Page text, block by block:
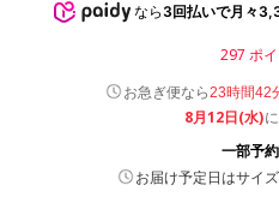
なら 3回払いで月々
297 ポ
お急ぎ便なら23時間42
8月12日(水)
一部予
お届け予定日はサイ